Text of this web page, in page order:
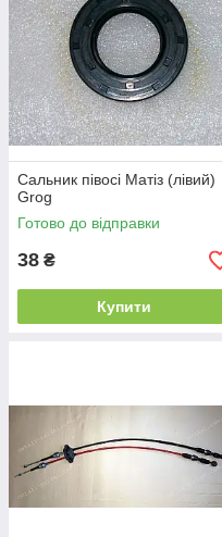
Сальник півосі Матіз (лівий)
Grog
Готово до відправки
38 ₴
Купити